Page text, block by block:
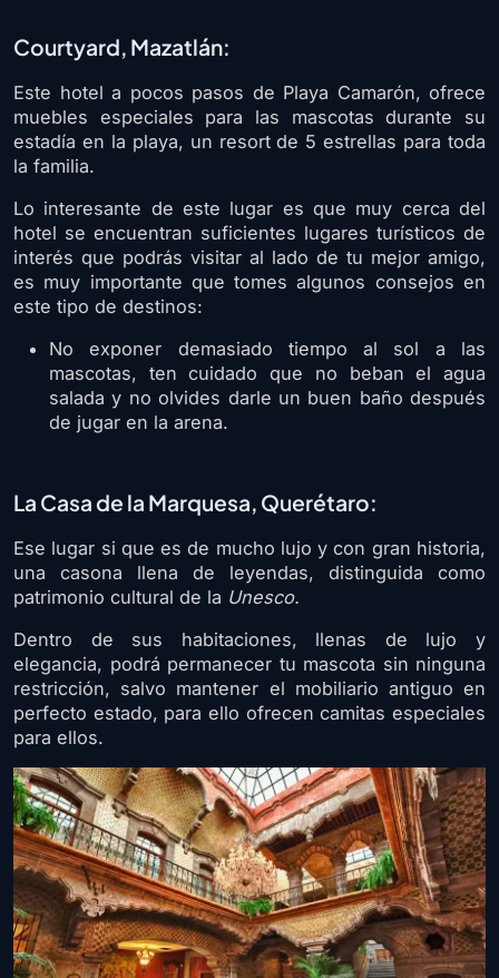
Courtyard, Mazatlán:
Este hotel a pocos pasos de Playa Camarón, ofrece
muebles especiales para las mascotas durante su
estadía en la playa, un resort de 5 estrellas para toda
la familia.
Lo interesante de este lugar es que muy cerca del
hotel se encuentran suficientes lugares turísticos de
interés que podrás visitar al lado de tu mejor amigo,
es muy importante que tomes algunos consejos en
este tipo de destinos:
No exponer demasiado tiempo al sol a las
mascotas, ten cuidado que no beban el agua
salada y no olvides darle un buen baño después
de jugar en la arena.
La Casa de la Marquesa, Querétaro:
Ese lugar si que es de mucho lujo y con gran historia,
una casona llena de leyendas, distinguida como
patrimonio cultural de la Unesco.
Dentro de sus habitaciones, llenas de lujo y
elegancia, podrá permanecer tu mascota sin ninguna
restricción, salvo mantener el mobiliario antiguo en
perfecto estado, para ello ofrecen camitas especiales
para ellos.